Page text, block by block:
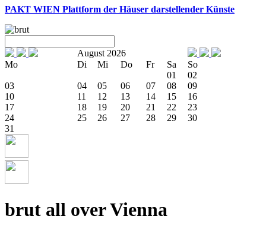
PAKT WIEN Plattform der Häuser darstellender Künste
August 2026
Mo
Di Mi Do Fr Sa
So
01
02
03
04 05 06 07 08
09
10
11 12 13 14 15
16
17
18 19 20 21 22
23
24
25 26 27 28 29
30
31
brut all over Vienna